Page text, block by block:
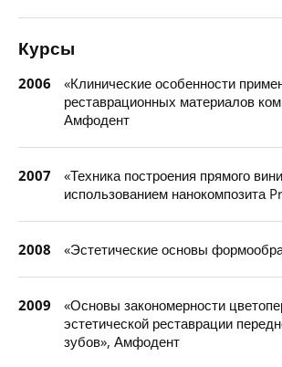
Курсы
2006
«Клинические особенности
реставрационных материалов
Амфодент
2007
«Техника построения прямого
использованием нанокомпозита
2008 «Эстетические основы
2009
«Основы закономерности
эстетической реставрации
зубов», Амфодент